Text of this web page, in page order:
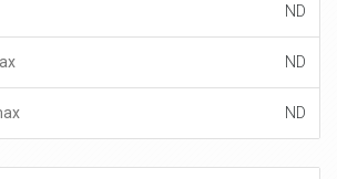
ND
ND
ND